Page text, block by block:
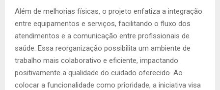
Além de melhorias físicas, o projeto enfatiza a integração
entre equipamentos e serviços, facilitando o fluxo dos
atendimentos e a comunicação entre profissionais de
saúde. Essa reorganização possibilita um ambiente de
trabalho mais colaborativo e eficiente, impactando
positivamente a qualidade do cuidado oferecido. Ao
colocar a funcionalidade como prioridade, a iniciativa visa